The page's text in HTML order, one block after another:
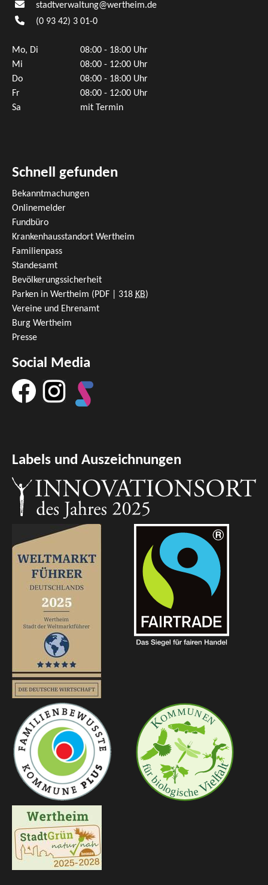
stadtverwaltung@wertheim.de
(0 93 42) 3 01-0
Mo, Di
08:00 - 18:00 Uhr
Mi
08:00 - 12:00 Uhr
Do
08:00 - 18:00 Uhr
Fr
08:00 - 12:00 Uhr
Sa
mit Termin
Schnell gefunden
Bekanntmachungen
Onlinemelder
Fundbüro
Krankenhausstandort Wertheim
Familienpass
Standesamt
Bevölkerungssicherheit
Parken in Wertheim (PDF | 318 KB)
Vereine und Ehrenamt
Burg Wertheim
Presse
Social Media
Labels und Auszeichnungen